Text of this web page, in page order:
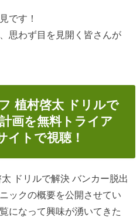
です！
思わず目を見開く皆さんが
植村啓太 ドリルで
画を無料トライア
イトで視聴！
ドリルで解決 バンカー脱出
ックの概要を公開させてい
になって興味が湧いてきた